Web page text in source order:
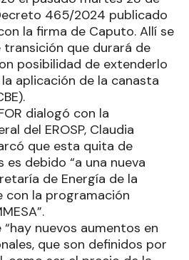
465/2024 publicado
la firma de Caputo. Allí se
que durará de
posibilidad de extenderlo
aplicación de la canasta
dialogó con la
del EROSP, Claudia
que esta quita de
debido “a una nueva
de Energía de la
con la programación
nuevos aumentos en
que son definidos por